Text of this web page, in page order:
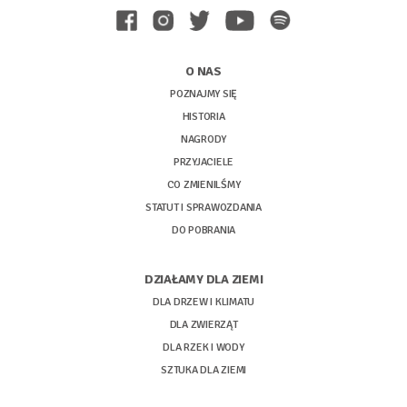
O NAS
POZNAJMY SIĘ
HISTORIA
NAGRODY
PRZYJACIELE
CO ZMIENILŚMY
STATUT I SPRAWOZDANIA
DO POBRANIA
DZIAŁAMY DLA ZIEMI
DLA DRZEW I KLIMATU
DLA ZWIERZĄT
DLA RZEK I WODY
SZTUKA DLA ZIEMI